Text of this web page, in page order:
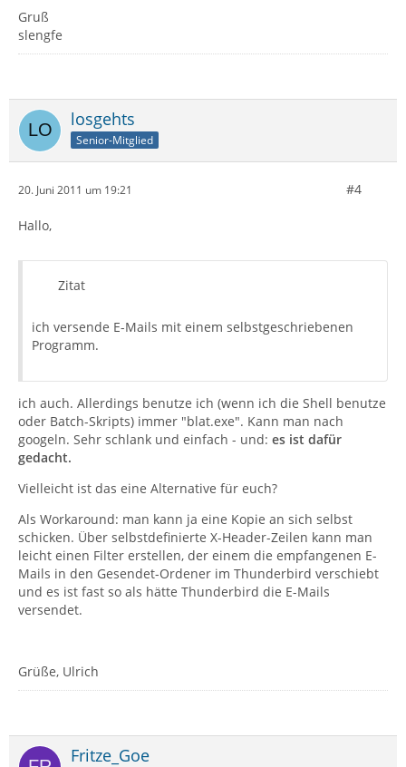
Gruß
slengfe
losgehts
Senior-Mitglied
20. Juni 2011 um 19:21 #4
Hallo,
Zitat
ich versende E-Mails mit einem selbstgeschriebenen
Programm.
ich auch. Allerdings benutze ich (wenn ich die Shell benutze
oder Batch-Skripts) immer "blat.exe". Kann man nach
googeln. Sehr schlank und einfach - und: es ist dafür
gedacht.
Vielleicht ist das eine Alternative für euch?
Als Workaround: man kann ja eine Kopie an sich selbst
schicken. Über selbstdefinierte X-Header-Zeilen kann man
leicht einen Filter erstellen, der einem die empfangenen E-
Mails in den Gesendet-Ordener im Thunderbird verschiebt
und es ist fast so als hätte Thunderbird die E-Mails
versendet.
Grüße, Ulrich
Fritze_Goe